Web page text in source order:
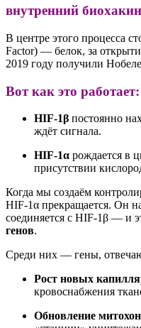
внутренний
В центре этого процесса
Factor) — белок, за
2019 году получили
Вот как это работает:
HIF-1β постоянно
ждёт сигнала.
HIF-1α рождается в
присутствии
Когда мы создаём
HIF-1α прекращается. Он
соединяется с HIF-1β — и
генов.
Среди них — гены,
Рост новых
кровоснабжения
Обновление